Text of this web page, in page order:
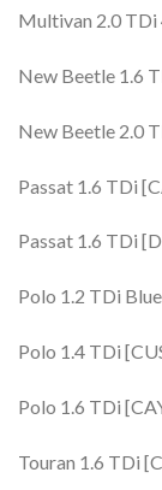
Multivan 2.0
New Beetle 1.6
New Beetle 2.0
Passat 1.6 TDi
Passat 1.6 TDi
Polo 1.2 TDi
Polo 1.4 TDi
Polo 1.6 TDi
Touran 1.6 TDi